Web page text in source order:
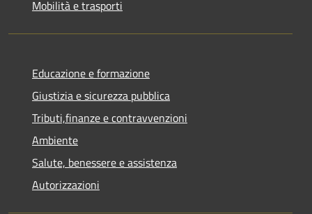
Mobilità e trasporti
Educazione e formazione
Giustizia e sicurezza pubblica
Tributi,finanze e contravvenzioni
Ambiente
Salute, benessere e assistenza
Autorizzazioni